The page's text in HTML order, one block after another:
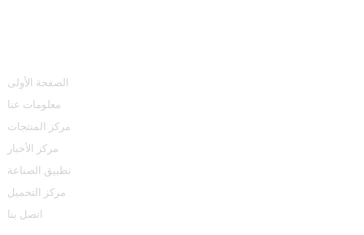
الصفحة الأولى
معلومات عنا
مركز المنتجات
مركز الأخبار
تطبيق الصناعة
مركز التحميل
اتصل بنا